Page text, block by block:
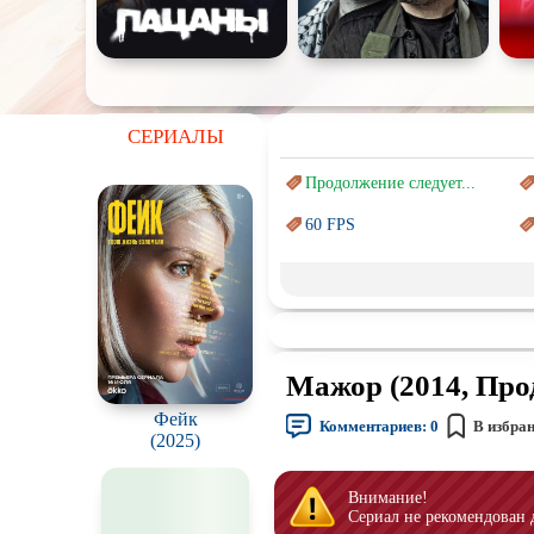
СЕРИАЛЫ
Фейк
(2025)
Продолжение следует...
60 FPS
Авангард иСюрреализм
Врачи
Киберпанк
Наркотики
Перевод Гоблина
Подростковаяжестокость
Мажор (2014,
Комментариев: 0 В
Внимание!
Сериал не